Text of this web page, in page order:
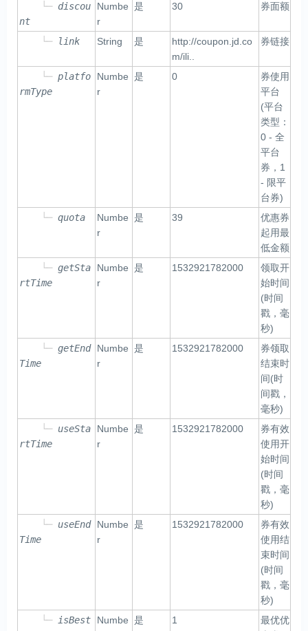
└─ discou
nt
Numbe
r
是 30 券面额
└─ link String 是
http://coupon.jd.co
m/ili..
券链接
└─ platfo
rmType
Numbe
r
是 0
券使用
平台
(平台
类型：
0 - 全
平台
券，1
- 限平
台券)
└─ quota
Numbe
r
是 39
优惠券
起用最
低金额
└─ getSta
rtTime
Numbe
r
是 1532921782000
领取开
始时间
(时间
戳，毫
秒)
└─ getEnd
Time
Numbe
r
是 1532921782000
券领取
结束时
间(时
间戳，
毫秒)
└─ useSta
rtTime
Numbe
r
是 1532921782000
券有效
使用开
始时间
(时间
戳，毫
秒)
└─ useEnd
Time
Numbe
r
是 1532921782000
券有效
使用结
束时间
(时间
戳，毫
秒)
└─
isBest
Numbe 是 1
最优优